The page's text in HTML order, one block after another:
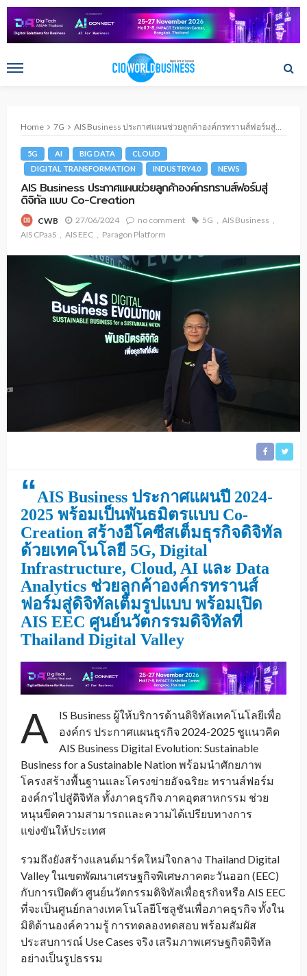
Home 7G AIS Business ประกาศแผนช่วยลูกค้าองค์กรทรานส์ฟอร์มสู่ดิจิทัล แบบ Co-Creation
5G AI BIG DATA
CLOUD
DIGITAL TRANSFORMATION
INDUSTRY4.0 NEWS
AIS Business ประกาศแผนช่วยลูกค้าองค์กรทรานส์ฟอร์มสู่
ดิจิทัล แบบ Co-Creation
CWB 27/06/2024 no comment 5G
AIS Business
AIS CPaaS
AIS EEC Paragon Platform
“AIS Business ประกาศแผนปี 2024-
2025 พร้อมเป็นพันธมิตรแบบ Co-
Creation สร้างอีโคซีสเต็มธุรกิจดิจิทัล
ด้วยเทคโนโลยี 5G, Digital
Infrastructure, Cloud, AI และ Data
Analytics ช่วยลูกค้าองค์กรทรานส์
ฟอร์มสู่ดิจิทัลเต็มรูปแบบ พร้อมเปิด
AIS EEC ศูนย์นวัตกรรมดิจิทัลที่
Thailand Digital Valley
A
IS Business ผู้ให้บริการด้านดิจิทัลเทคโนโลยีเพื่อ
องค์กร ประกาศแผนธุรกิจ 2024-2025 ชูแนวคิด
AIS Business Digital Evolution: Sustainable
Business for a Sustainable Nation พร้อมนำศักยภาพ
โครงสร้างพื้นฐานและโครงข่ายอัจฉริยะ ทรานส์ฟอร์ม
องค์กรไปสู่ดิจิทัล ทั้งภาคธุรกิจ ภาคอุตสาหกรรม ช่วย
หนุนขีดความสามารถและความได้เปรียบทางการ
แข่งขันให้ประเทศ
รวมถึงยังสร้างแลนด์มาร์คใหม่ใจกลาง Thailand Digital
Valley ในเขตพัฒนาเศรษฐกิจพิเศษภาคตะวันออก (EEC)
กับการเปิดตัว ศูนย์นวัตกรรมดิจิทัลเพื่อธุรกิจหรือ AIS EEC
ที่จะเป็นศูนย์กลางเทคโนโลยีโซลูชันเพื่อภาคธุรกิจ ทั้งใน
มิติด้านองค์ความรู้ การทดลองทดสอบ พร้อมสัมผัส
ประสบการณ์ Use Cases จริง เสริมภาพเศรษฐกิจดิจิทัล
อย่างเป็นรูปธรรม